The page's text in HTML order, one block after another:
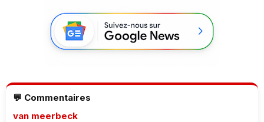
💬 Commentaires
van meerbeck